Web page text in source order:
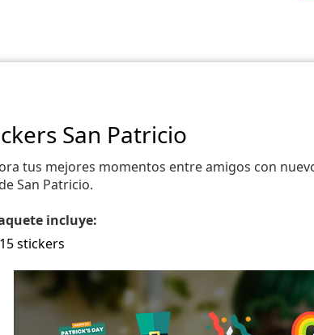
San Patricio
tus mejores momentos entre amigos con
San Patricio.
incluye:
15 stickers